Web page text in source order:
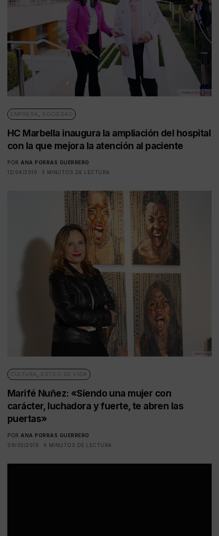
EMPRESA , SOCIEDAD
HC Marbella inaugura la ampliación del hospital
con la que mejora la atención al paciente
POR ANA PORRAS GUERRERO
12/04/2019
5 MINUTOS DE LECTURA
CULTURA , ESTILO DE VIDA
Marifé Nuñez: «Siendo una mujer con
carácter, luchadora y fuerte, te abren las
puertas»
POR ANA PORRAS GUERRERO
09/03/2019
6 MINUTOS DE LECTURA